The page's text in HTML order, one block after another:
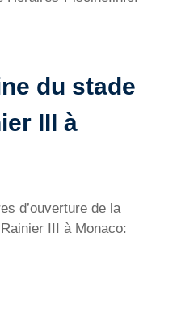
du stade
III à
d’ouverture de la
III à Monaco: